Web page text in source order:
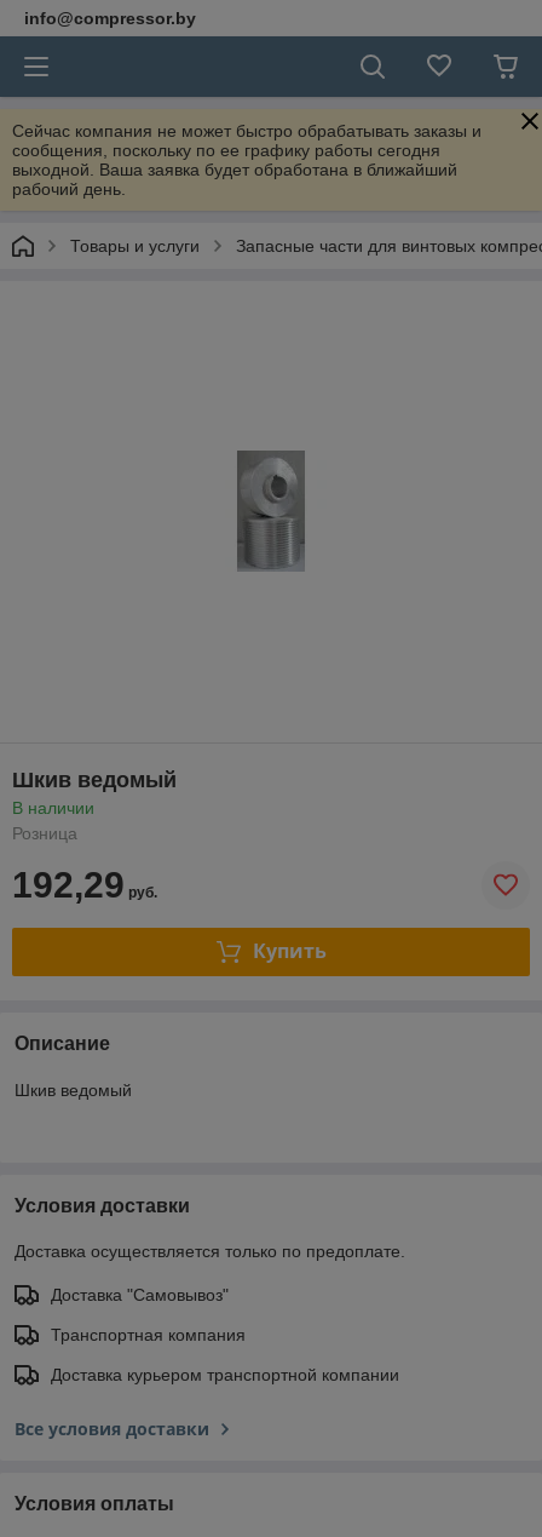
info@compressor.by
Сейчас компания не может быстро обрабатывать заказы и
сообщения, поскольку по ее графику работы сегодня
выходной. Ваша заявка будет обработана в ближайший
рабочий день.
Товары и услуги Запасные части для винтовых
Шкив ведомый
В наличии
Розница
192,29 руб.
Купить
Описание
Шкив ведомый
Условия доставки
Доставка осуществляется только по предоплате.
Доставка "Самовывоз"
Транспортная компания
Доставка курьером транспортной компании
Все условия доставки
Условия оплаты